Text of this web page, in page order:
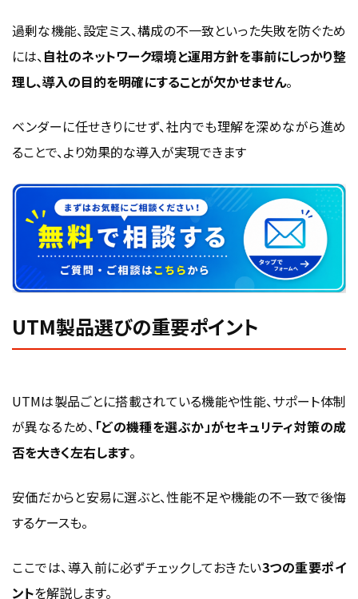
過剰な機能、設定ミス、構成の不一致といった失敗を防ぐため
には、 自社のネットワーク環境と運用方針を事前にしっかり整
理し、導入の目的を明確にすることが欠かせません。
ベンダーに任せきりにせず、社内でも理解を深めながら進め
ることで、より効果的な導入が実現できます
UTM製品選びの重要ポイント
UTMは製品ごとに搭載されている機能や性能、サポート体制
が異なるため、 「どの機種を選ぶか」がセキュリティ対策の成
否を大きく左右します。
安価だからと安易に選ぶと、性能不足や機能の不一致で後悔
するケースも。
ここでは、導入前に必ずチェックしておきたい3つの重要ポイ
ントを解説します。